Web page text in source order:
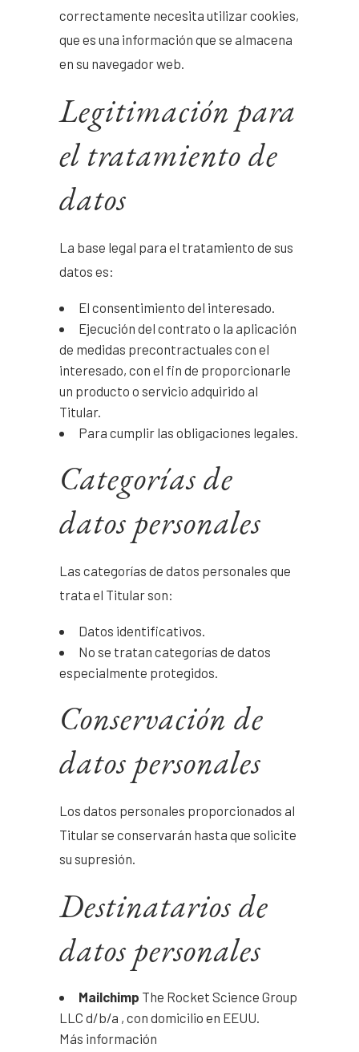
correctamente necesita utilizar cookies,
que es una información que se almacena
en su navegador web.
Legitimación para
el tratamiento de
datos
La base legal para el tratamiento de sus
datos es:
El consentimiento del interesado.
Ejecución del contrato o la aplicación
de medidas precontractuales con el
interesado, con el fin de proporcionarle
un producto o servicio adquirido al
Titular.
Para cumplir las obligaciones legales.
Categorías de
datos personales
Las categorías de datos personales que
trata el Titular son:
Datos identificativos.
No se tratan categorías de datos
especialmente protegidos.
Conservación de
datos personales
Los datos personales proporcionados al
Titular se conservarán hasta que solicite
su supresión.
Destinatarios de
datos personales
Mailchimp The Rocket Science Group
LLC d/b/a , con domicilio en EEUU.
Más información